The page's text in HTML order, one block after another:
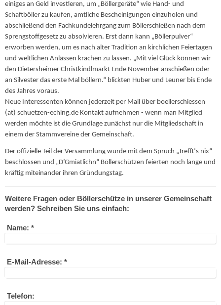
einiges an Geld investieren, um „Böllergeräte“ wie Hand- und
Schaftböller zu kaufen, amtliche Bescheinigungen einzuholen und
abschließend den Fachkundelehrgang zum Böllerschießen nach dem
Sprengstoffgesetz zu absolvieren. Erst dann kann „Böllerpulver“
erworben werden, um es nach alter Tradition an kirchlichen Feiertagen
und weltlichen Anlässen krachen zu lassen. „Mit viel Glück können wir
den Dietersheimer Christkindlmarkt Ende November anschießen oder
an Silvester das erste Mal böllern.“ blickten Huber und Leuner bis Ende
des Jahres voraus.
Neue Interessenten können jederzeit per Mail über boellerschiessen
(at) schuetzen-eching.de Kontakt aufnehmen - wenn man Mitglied
werden möchte ist die Grundlage zunächst nur die Mitgliedschaft in
einem der Stammvereine der Gemeinschaft.
Der offizielle Teil der Versammlung wurde mit dem Spruch „Trefft‘s nix“
beschlossen und „D’Gmiatlichn“ Böllerschützen feierten noch lange und
kräftig miteinander ihren Gründungstag.
Weitere Fragen oder Böllerschütze in unserer Gemeinschaft
werden? Schreiben Sie uns einfach:
Name: *
E-Mail-Adresse: *
Telefon: